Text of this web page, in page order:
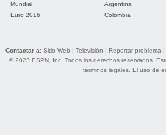
Mundial
Euro 2016
Argentina
Colombia
Contactar a: Sitio Web | Televisión | Reportar problema |
© 2023 ESPN, Inc. Todos los derechos reservados.
términos legales. El uso de